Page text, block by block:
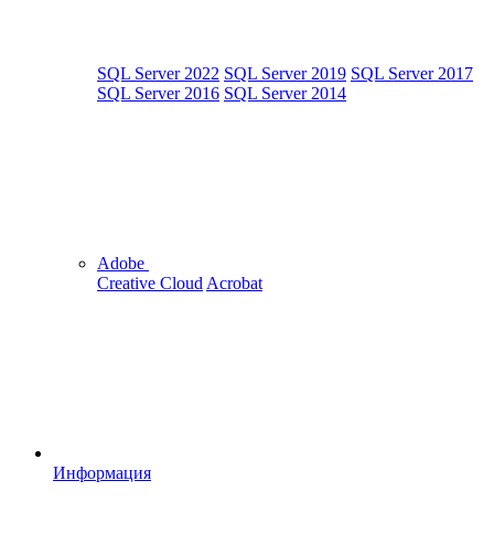
SQL Server 2022 SQL Server 2019 SQL Server 2017
SQL Server 2016 SQL Server 2014
Adobe
Creative Cloud Acrobat
Информация